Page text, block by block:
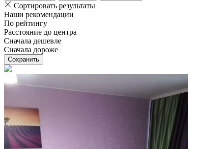
Сортировать результаты
Наши рекомендации
По рейтингу
Расстояние до центра
Сначала дешевле
Сначала дороже
Сохранить